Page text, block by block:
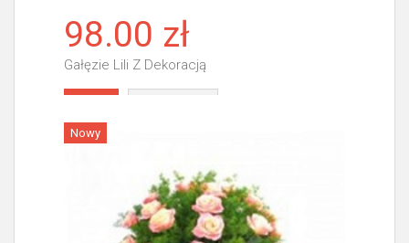
98.00 zł
Gałęzie Lili Z Dekoracją
Nowy